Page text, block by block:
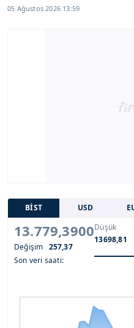
05 Ağustos 2026 13:59
BİST USD
13.779,3900
Değişim 257,37
Son veri saati:
Düşük
13698,81